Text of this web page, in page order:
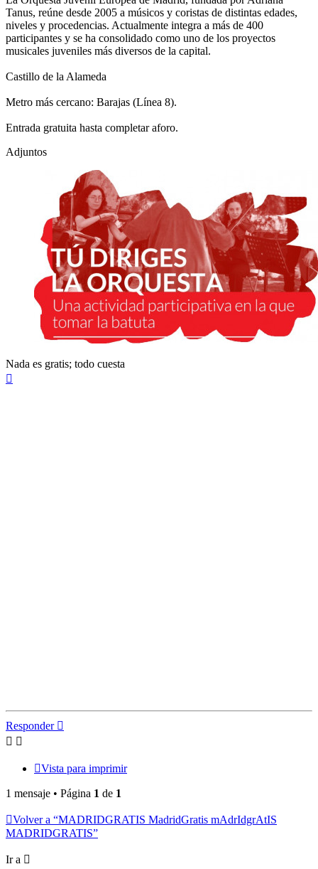
Tanus, reúne desde 2005 a músicos y coristas de distintas edades,
niveles y procedencias. Actualmente integra a más de 400
participantes y se ha consolidado como uno de los proyectos
musicales juveniles más diversos de la capital.
Castillo de la Alameda
Metro más cercano: Barajas (Línea 8).
Entrada gratuita hasta completar aforo.
Adjuntos
Nada es gratis; todo cuesta
Responder
Vista para imprimir
1 mensaje • Página 1 de 1
Volver a “MADRIDGRATIS MadridGratis mAdrIdgrAtIS
MADRIDGRATIS”
Ir a